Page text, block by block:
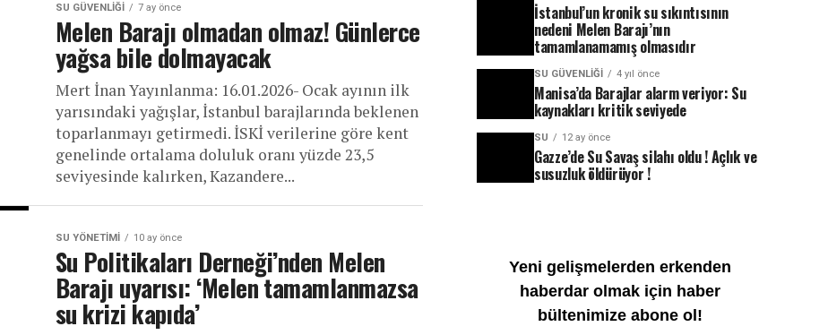
SU GÜVENLIĞI 7 ay önce
Melen Barajı olmadan olmaz! Günlerce
yağsa bile dolmayacak
Mert İnan Yayınlanma: 16.01.2026- Ocak ayının ilk
yarısındaki yağışlar, İstanbul barajlarında beklenen
toparlanmayı getirmedi. İSKİ verilerine göre kent
genelinde ortalama doluluk oranı yüzde 23,5
seviyesinde kalırken, Kazandere...
SU YÖNETIMI 10 ay önce
Su Politikaları Derneği’nden Melen
Barajı uyarısı: ‘Melen tamamlanmazsa
su krizi kapıda’
İstanbul’un kronik su sıkıntısının
nedeni Melen Barajı’nın
tamamlanamamış olmasıdır
SU GÜVENLIĞI 4 yıl önce
Manisa’da Barajlar alarm veriyor: Su
kaynakları kritik seviyede
SU 12 ay önce
Gazze’de Su Savaş silahı oldu ! Açlık ve
susuzluk öldürüyor !
Yeni gelişmelerden erkenden
haberdar olmak için haber
bültenimize abone ol!